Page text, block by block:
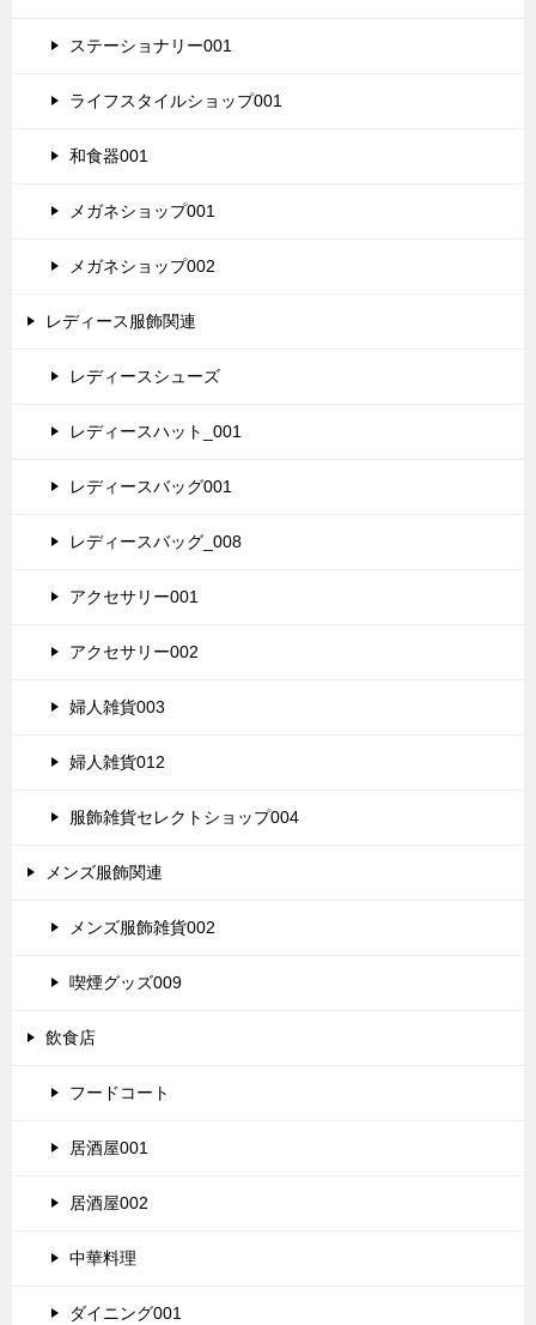
ステーショナリー001
ライフスタイルショップ001
和食器001
メガネショップ001
メガネショップ002
レディース服飾関連
レディースシューズ
レディースハット_001
レディースバッグ001
レディースバッグ_008
アクセサリー001
アクセサリー002
婦人雑貨003
婦人雑貨012
服飾雑貨セレクトショップ004
メンズ服飾関連
メンズ服飾雑貨002
喫煙グッズ009
飲食店
フードコート
居酒屋001
居酒屋002
中華料理
ダイニング001